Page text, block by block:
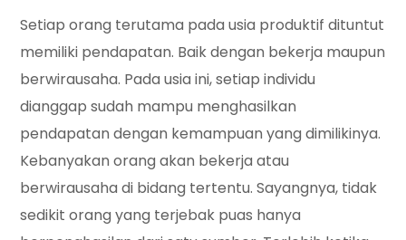
Setiap orang terutama pada usia produktif dituntut
memiliki pendapatan. Baik dengan bekerja maupun
berwirausaha. Pada usia ini, setiap individu
dianggap sudah mampu menghasilkan
pendapatan dengan kemampuan yang dimilikinya.
Kebanyakan orang akan bekerja atau
berwirausaha di bidang tertentu. Sayangnya, tidak
sedikit orang yang terjebak puas hanya